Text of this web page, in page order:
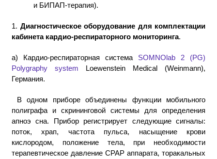
и БИПАП-терапия).
1. Диагностическое оборудование для комплектации
кабинета кардио-респираторного мониторинга.
а) Кардио-респираторная система SOMNOlab 2 (PG)
Polygraphy system Loewenstein Medical (Weinmann),
Германия.
В одном приборе объединены функции мобильного
полиграфа и скрининговой системы для определения
апноэ сна. Прибор регистрирует следующие сигналы:
поток, храп, частота пульса, насыщение крови
кислородом, положение тела, при необходимости
терапевтическое давление CPAP аппарата, торакальных